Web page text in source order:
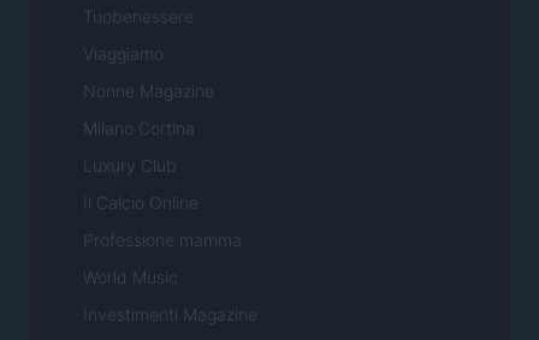
Tuobenessere
Viaggiamo
Nonne Magazine
Milano Cortina
Luxury Club
Il Calcio Online
Professione mamma
World Music
Investimenti Magazine